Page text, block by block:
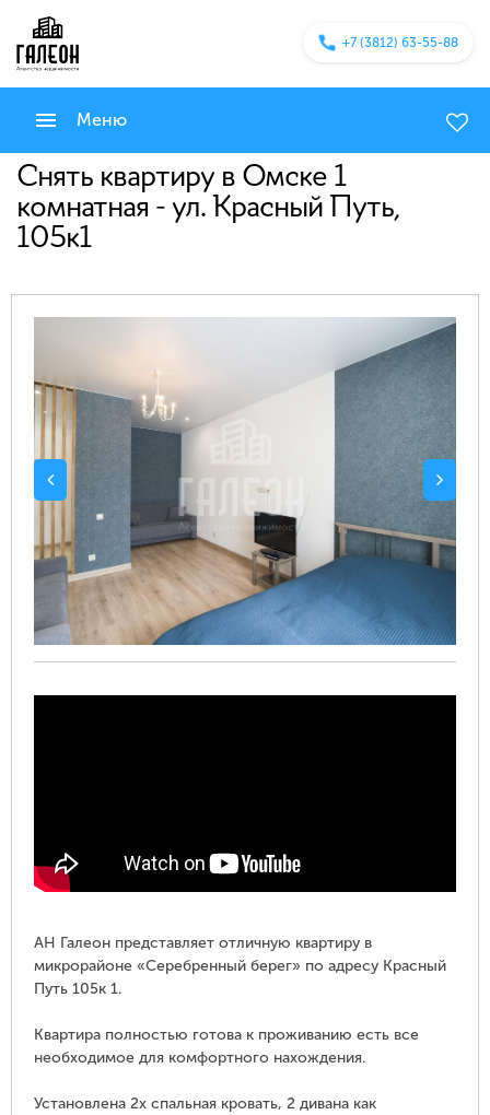
+7 (3812) 63-55-88
Меню
Снять квартиру в Омске 1
комнатная - ул. Красный Путь,
105к1
АН Галеон представляет отличную квартиру в
микрорайоне «Серебренный берег» по адресу Красный
Путь 105к 1.
Квартира полностью готова к проживанию есть все
необходимое для комфортного нахождения.
Установлена ​​2х спальная кровать, 2 дивана как